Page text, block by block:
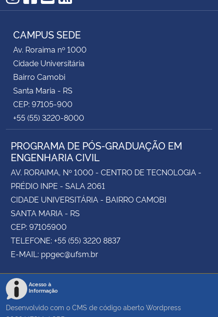
Instagram
Facebook
YouTube
RSS
CAMPUS SEDE
Av. Roraima nº 1000
Cidade Universitária
Bairro Camobi
Santa Maria - RS
CEP: 97105-900
+55 (55) 3220-8000
PROGRAMA DE PÓS-GRADUAÇÃO EM
ENGENHARIA CIVIL
AV. RORAIMA, Nº 1000 - CENTRO DE TECNOLOGIA -
PRÉDIO INPE - SALA 2061
CIDADE UNIVERSITÁRIA - BAIRRO CAMOBI
SANTA MARIA - RS
CEP: 97105900
TELEFONE: +55 (55) 3220 8837
E-MAIL: ppgec@ufsm.br
Acesso à
Informação
Desenvolvido com o CMS de código aberto Wordpress